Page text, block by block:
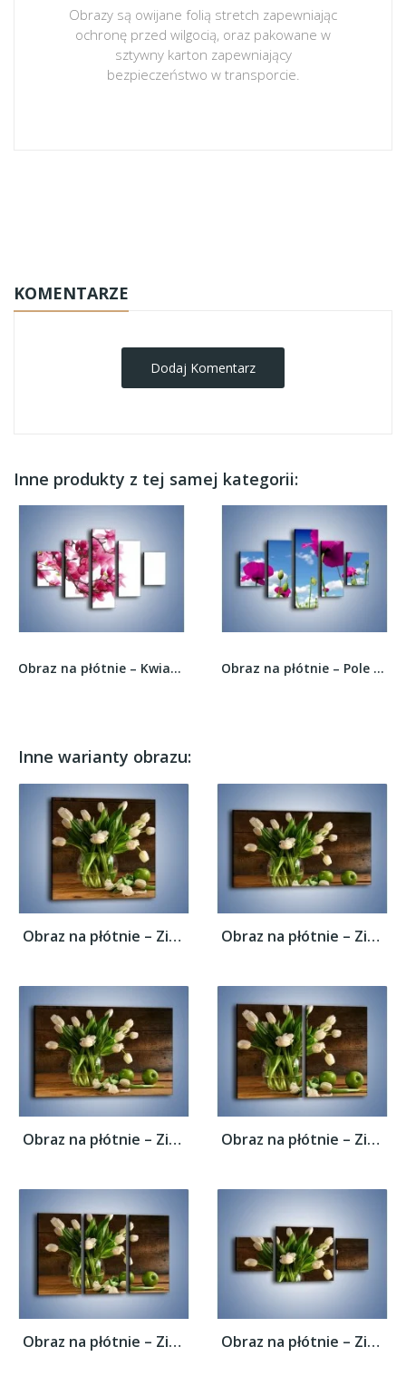
Obrazy są owijane folią stretch zapewniając
ochronę przed wilgocią, oraz pakowane w
sztywny karton zapewniający
bezpieczeństwo w transporcie.
KOMENTARZE
Dodaj Komentarz
Inne produkty z tej samej kategorii:
Obraz na płótnie – Kwiat wiśni na drzewie –... Obraz na płótnie – Pole nierozwiniętych maków –...
Inne warianty obrazu:
Obraz na płótnie – Zielone jabłka przy... Obraz na płótnie – Zielone jabłka przy...
Obraz na płótnie – Zielone jabłka przy... Obraz na płótnie – Zielone jabłka przy...
Obraz na płótnie – Zielone jabłka przy... Obraz na płótnie – Zielone jabłka przy...